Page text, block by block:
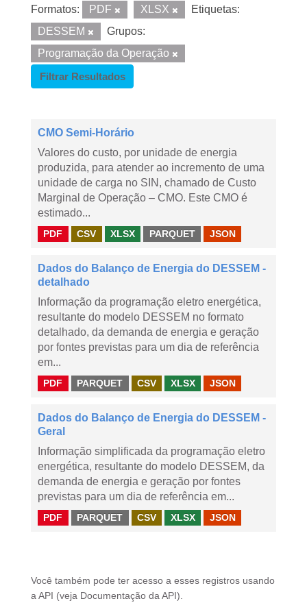
Formatos: PDF XLSX
Etiquetas:
DESSEM
Grupos:
Programação da Operação
Filtrar Resultados
CMO Semi-Horário
Valores do custo, por unidade de energia
produzida, para atender ao incremento de uma
unidade de carga no SIN, chamado de Custo
Marginal de Operação – CMO. Este CMO é
estimado...
PDF CSV XLSX PARQUET JSON
Dados do Balanço de Energia do DESSEM -
detalhado
Informação da programação eletro energética,
resultante do modelo DESSEM no formato
detalhado, da demanda de energia e geração
por fontes previstas para um dia de referência
em...
PDF PARQUET CSV XLSX JSON
Dados do Balanço de Energia do DESSEM -
Geral
Informação simplificada da programação eletro
energética, resultante do modelo DESSEM, da
demanda de energia e geração por fontes
previstas para um dia de referência em...
PDF PARQUET CSV XLSX JSON
Você também pode ter acesso a esses registros usando
a API (veja Documentação da API ).